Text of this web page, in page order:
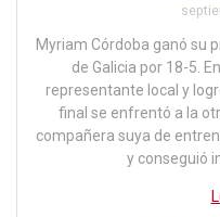
Myriam Córdoba ganó su
de Galicia por 18-5.
representante local y
final se enfrentó a la
compañera suya de
y conseguió